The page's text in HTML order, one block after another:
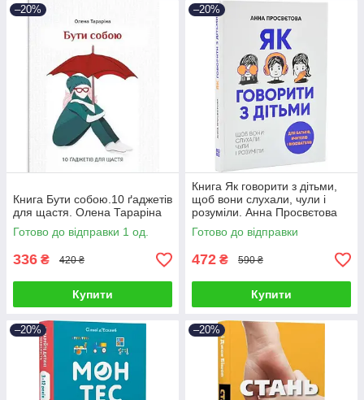
–20%
Книга Бути собою.10 ґаджетів
для щастя. Олена Тараріна
Готово до відправки 1 од.
336 ₴ 420 ₴
Купити
–20%
Книга Як говорити з дітьми,
щоб вони слухали, чули і
розуміли. Анна Просвєтова
Готово до відправки
472 ₴ 590 ₴
Купити
–20% –20%